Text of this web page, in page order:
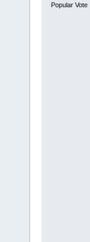
Popular Vote